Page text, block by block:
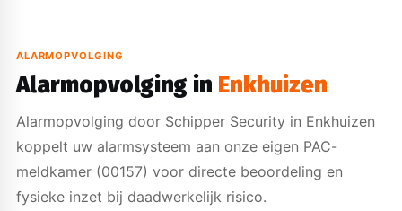
ALARMOPVOLGING
Alarmopvolging in Enkhuizen
Alarmopvolging door Schipper Security in Enkhuizen
koppelt uw alarmsysteem aan onze eigen PAC-
meldkamer (00157) voor directe beoordeling en
fysieke inzet bij daadwerkelijk risico.